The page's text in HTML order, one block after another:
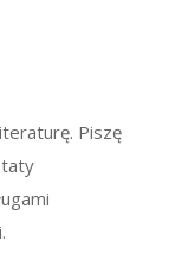
Piszę